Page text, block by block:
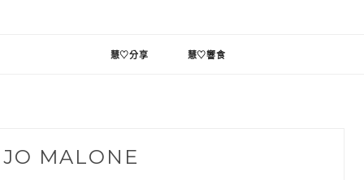
慧♡分享 慧♡響食
JO MALONE